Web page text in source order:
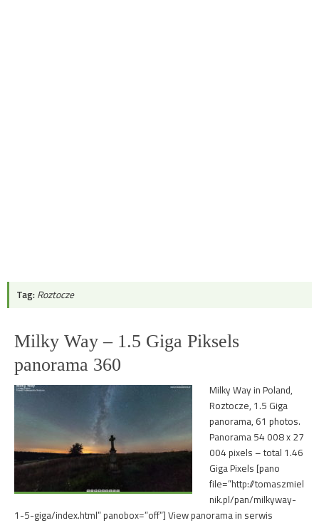
Tag: Roztocze
Milky Way – 1.5 Giga Piksels
panorama 360
Milky Way in Poland,
Roztocze, 1.5 Giga
panorama, 61 photos.
Panorama 54 008 x 27
004 pixels – total 1.46
Giga Pixels [pano
file=”http://tomaszmiel
nik.pl/pan/milkyway-
1-5-giga/index.html” panobox=”off”] View panorama in serwis